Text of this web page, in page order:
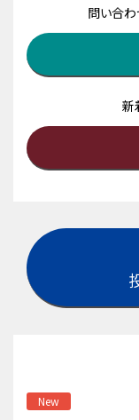
問い合わ
新
New